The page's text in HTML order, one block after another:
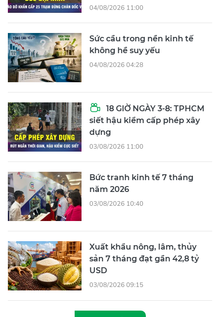
04/08/2026 11:00
Sức cầu trong nền kinh tế
không hề suy yếu
04/08/2026 04:28
18 GIỜ NGÀY 3-8: TPHCM
siết hậu kiểm cấp phép xây
dựng
03/08/2026 11:00
Bức tranh kinh tế 7 tháng
năm 2026
03/08/2026 10:40
Xuất khẩu nông, lâm, thủy
sản 7 tháng đạt gần 42,8 tỷ
USD
03/08/2026 09:15